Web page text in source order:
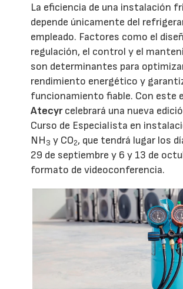
La eficiencia de una instalación
depende únicamente del
empleado. Factores como el
regulación, el control y el
son determinantes para
rendimiento energético y
funcionamiento fiable. Con este
Atecyrcelebrará una nueva
Curso de Especialista en
NH3 y CO2, que tendrá lugar los
29 de septiembre y 6 y 13 de
formato de videoconferencia.